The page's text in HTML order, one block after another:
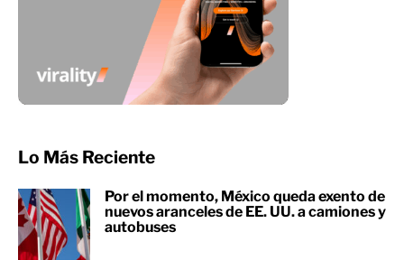
Lo Más Reciente
Por el momento, México queda exento de
nuevos aranceles de EE. UU. a camiones y
autobuses